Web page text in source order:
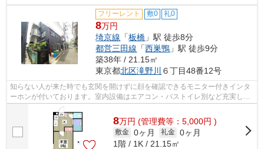
フリーレント 敷0 礼0
8万円
埼京線 「板橋 」駅 徒歩8分
都営三田線 「西巣鴨 」駅 徒歩9分
築38年 / 21.15㎡
東京都北区滝野川 ６丁目48番12号
知らない人が来た時でも玄関を開けずに顔を確認できるモニター付きインタ
ーホンが付いております。室内設備はエアコン・バストイレ別など充実した
設備を備え付けています。一人で快適...
8万円 (管理費等：5,000円 )
敷金 0ヶ月 礼金 0ヶ月
1階 / 1K / 21.15㎡